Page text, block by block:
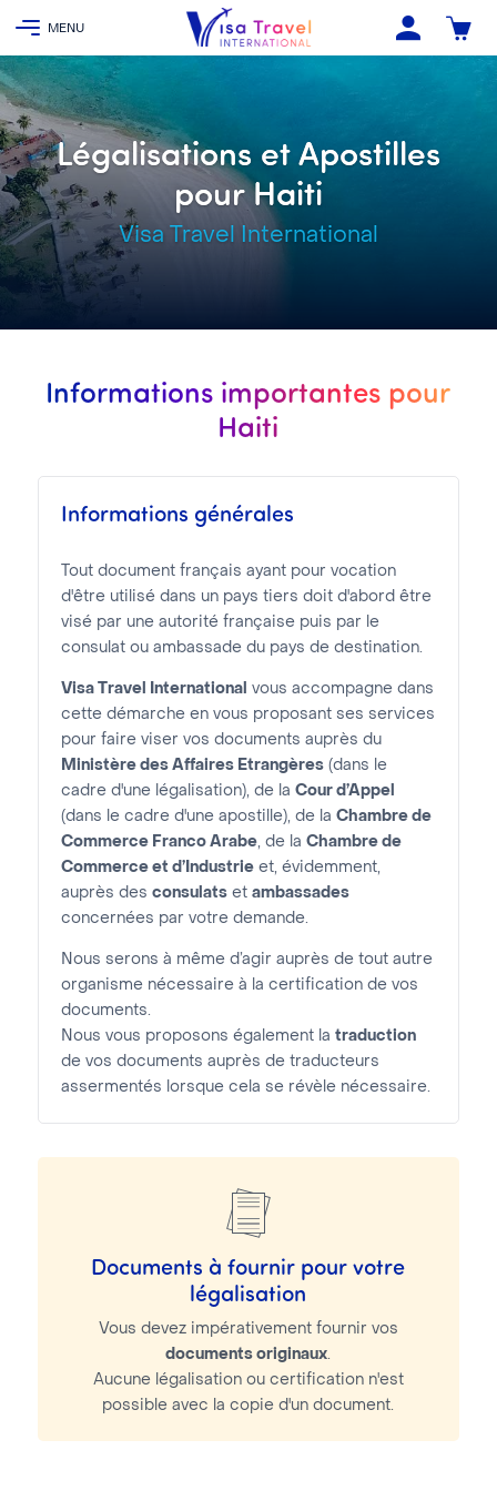
Légalisations et Apostilles
pour Haiti
Visa Travel International
Informations importantes pour
Haiti
Informations générales
Tout document français ayant pour vocation
d'être utilisé dans un pays tiers doit d'abord être
visé par une autorité française puis par le
consulat ou ambassade du pays de destination.
Visa Travel International
vous accompagne dans
cette démarche en vous proposant ses services
pour faire viser vos documents auprès du
Ministère des Affaires Etrangères(dans le
cadre d'une légalisation), de la Cour d’Appel
(dans le cadre d'une apostille), de la Chambre de
Commerce Franco Arabe, de la Chambre de
Commerce et d’Industrieet, évidemment,
auprès des consulatset ambassades
concernées par votre demande.
Nous serons à même d’agir auprès de tout autre
organisme nécessaire à la certification de vos
documents.
Nous vous proposons également la traduction
de vos documents auprès de traducteurs
assermentés lorsque cela se révèle nécessaire.
Documents à fournir pour votre
légalisation
Vous devez impérativement fournir vos
documents originaux.
Aucune légalisation ou certification n'est
possible avec la copie d'un document.